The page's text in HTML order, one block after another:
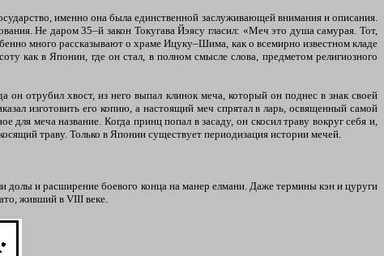
именно она была единственной заслуживающей внимания и описания.
Не даром 35–й закон Токугава Йэясу гласил: «Меч это душа самурая. Тот,
много рассказывают о храме Ицуку–Шима, как о всемирно известном кладе
как в Японии, где он стал, в полном смысле слова, предметом религиозного
он отрубил хвост, из него выпал клинок меча, который он поднес в знак своей
изготовить его копию, а настоящий меч спрятал в ларь, освященный самой
меча название. Когда принц попал в засаду, он скосил траву вокруг себя и,
траву. Только в Японии существует периодизация истории мечей.
и расширение боевого конца на манер елмани. Даже термины кэн и цуруги
живший в VIII веке.